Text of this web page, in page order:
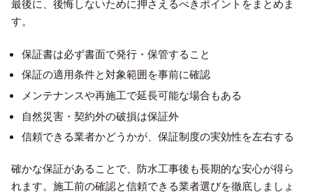
最後に、後悔しないために押さえるべきポイントをまとめま
す。
保証書は必ず書面で発行・保管すること
保証の適用条件と対象範囲を事前に確認
メンテナンスや再施工で延長可能な場合もある
自然災害・契約外の破損は保証外
信頼できる業者かどうかが、保証制度の実効性を左右する
確かな保証があることで、防水工事後も長期的な安心が得ら
れます。施工前の確認と信頼できる業者選びを徹底しましょ